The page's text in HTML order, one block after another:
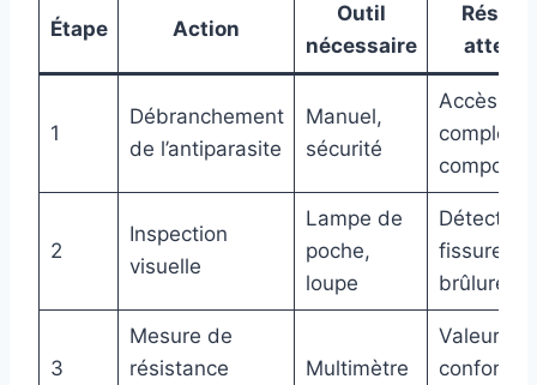
Étape Action
Outil
nécessaire
1
Débranchement
de l’antiparasite
Manuel,
sécurité
Accès
complet
2
Inspection
visuelle
Lampe de
poche,
loupe
Détection
fissures
brûlures
3
Mesure de
résistance
Multimètre
Valeur
conforme